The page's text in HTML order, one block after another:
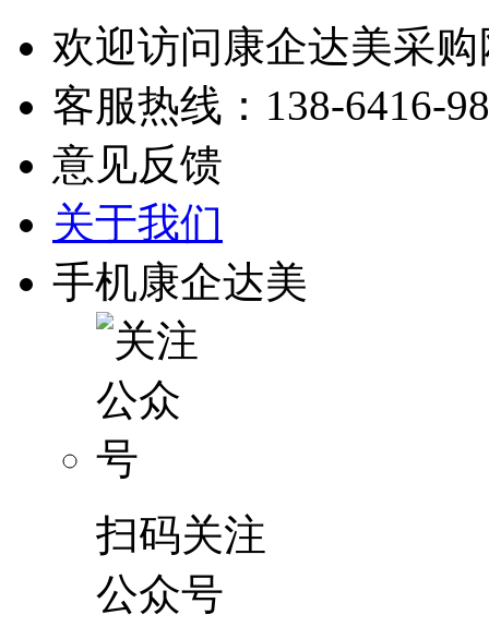
欢迎访问康企达美采购
客服热线： 138-6416-
意见反馈
关于我们
手机康企达美
扫码关注
公众号